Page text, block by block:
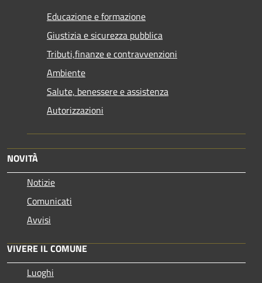
Educazione e formazione
Giustizia e sicurezza pubblica
Tributi,finanze e contravvenzioni
Ambiente
Salute, benessere e assistenza
Autorizzazioni
NOVITÀ
Notizie
Comunicati
Avvisi
VIVERE IL COMUNE
Luoghi